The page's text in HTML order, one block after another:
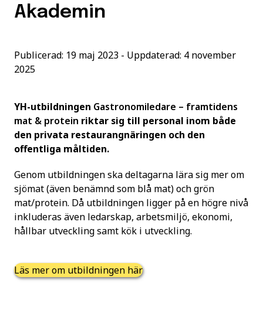
Akademin
Publicerad: 19 maj 2023 - Uppdaterad: 4 november
2025
YH-utbildningen Gastronomiledare – framtidens
mat & protein riktar sig till personal inom både
den privata restaurangnäringen och den
offentliga måltiden.
Genom utbildningen ska deltagarna lära sig mer om
sjömat (även benämnd som blå mat) och grön
mat/protein. Då utbildningen ligger på en högre nivå
inkluderas även ledarskap, arbetsmiljö, ekonomi,
hållbar utveckling samt kök i utveckling.
Läs mer om utbildningen här